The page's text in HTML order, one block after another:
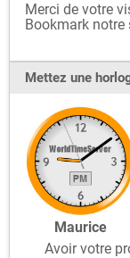
Merci de votre
Bookmark notre
Mettez une
Maurice
Avoir votre